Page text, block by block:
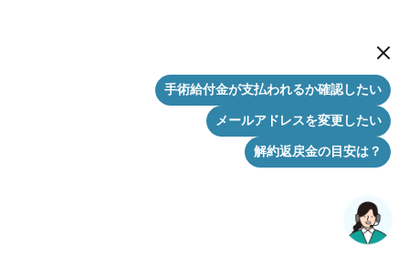
New
手術給付金が支払われるか確認したい
メールアドレスを変更したい
解約返戻金の目安は？